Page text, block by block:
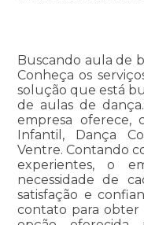
Buscando aula de
Conheça os
solução que está
de aulas de
empresa oferece,
Infantil, Dança
Ventre. Contando
experientes, o
necessidade de
satisfação e
contato para obter